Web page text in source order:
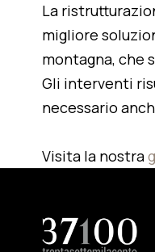
La
migliore
montagna, che
Gli interventi
necessario
Visita la nostra